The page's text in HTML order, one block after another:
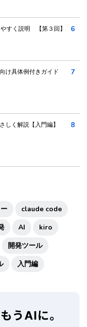
すく説明 【第３回】 6
け具体例付きガイド
7
しく解説【入門編】
8
claude code
AI
kiro
開発ツール
入門編